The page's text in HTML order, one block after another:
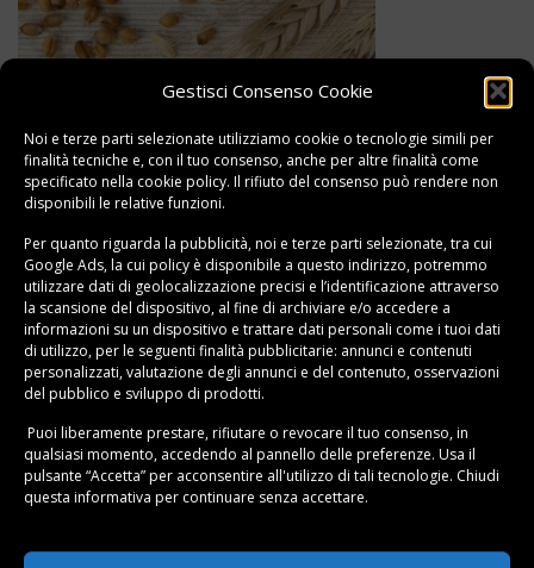
Gestisci Consenso Cookie
Noi e terze parti selezionate utilizziamo cookie o tecnologie simili per
finalità tecniche e, con il tuo consenso, anche per altre finalità come
specificato nella cookie policy. Il rifiuto del consenso può rendere non
disponibili le relative funzioni.
Per quanto riguarda la pubblicità, noi e terze parti selezionate, tra cui
Google Ads, la cui policy è disponibile a questo indirizzo, potremmo
utilizzare dati di geolocalizzazione precisi e l’identificazione attraverso
la scansione del dispositivo, al fine di archiviare e/o accedere a
informazioni su un dispositivo e trattare dati personali come i tuoi dati
di utilizzo, per le seguenti finalità pubblicitarie: annunci e contenuti
personalizzati, valutazione degli annunci e del contenuto, osservazioni
del pubblico e sviluppo di prodotti.
Puoi liberamente prestare, rifiutare o revocare il tuo consenso, in
qualsiasi momento, accedendo al pannello delle preferenze. Usa il
pulsante “Accetta” per acconsentire all'utilizzo di tali tecnologie. Chiudi
questa informativa per continuare senza accettare.
prepara e per chi è consigliato?
Cantinette per vini: classe A, frigo, in legno e a incasso